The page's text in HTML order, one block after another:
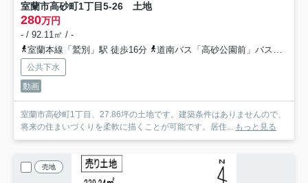
室蘭市高砂町1丁目5-26 土地
280万円
- / 92.11㎡ / -
室蘭本線「鷲別」駅 徒歩16分
道南バス「高砂公園前」バス停下車 徒歩2分
公共下水
動画
室蘭市高砂町1丁目、27.86坪の土地です。建築条件はありませんので、
将来の住まいづくりを柔軟に描くことが可能です。居住... もっと見る
売地